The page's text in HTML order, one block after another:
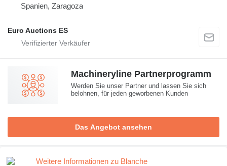
Spanien, Zaragoza
Euro Auctions ES
Machineryline Partnerprogramm
Werden Sie unser Partner und lassen Sie sich
belohnen, für jeden geworbenen Kunden
Das Angebot ansehen
Weitere Informationen zu Blanche